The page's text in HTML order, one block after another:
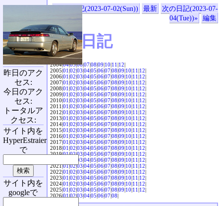
«前の日記(2023-07-02(Sun)) 最新
次の日記(2023-07-
04(Tue))»
編集
SVX日記
2004|04|05|06|07|08|09|10|11|12|
2005|01|02|03|04|05|06|07|08|09|10|11|12|
2006|01|02|03|04|05|06|07|08|09|10|11|12|
2007|01|02|03|04|05|06|07|08|09|10|11|12|
2008|01|02|03|04|05|06|07|08|09|10|11|12|
2009|01|02|03|04|05|06|07|08|09|10|11|12|
2010|01|02|03|04|05|06|07|08|09|10|11|12|
2011|01|02|03|04|05|06|07|08|09|10|11|12|
2012|01|02|03|04|05|06|07|08|09|10|11|12|
2013|01|02|03|04|05|06|07|08|09|10|11|12|
2014|01|02|03|04|05|06|07|08|09|10|11|12|
2015|01|02|03|04|05|06|07|08|09|10|11|12|
2016|01|02|03|04|05|06|07|08|09|10|11|12|
2017|01|02|03|04|05|06|07|08|09|10|11|12|
2018|01|02|03|04|05|06|07|08|09|10|11|12|
2019|01|02|03|04|05|06|07|08|09|10|11|12|
03|04|05|06|07|08|09|10|11|12|
2021|01|02|03|04|05|06|07|08|09|10|11|12|
2022|01|02|03|04|05|06|07|08|09|10|11|12|
2023|01|02|03|04|05|06|07|08|09|10|11|12|
2024|01|02|03|04|05|06|07|08|09|10|11|12|
2025|01|02|03|04|05|06|07|08|09|10|11|12|
2026|01|02|03|04|05|06|07|08|
昨日のアク
セス:
今日のアク
セス:
トータルア
クセス:
サイト内を
HyperEstraier
で
サイト内を
googleで